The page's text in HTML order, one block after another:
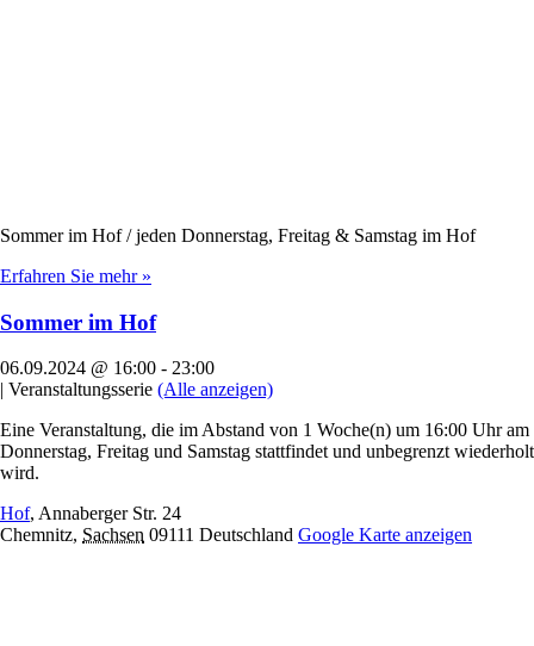
Sommer im Hof / jeden Donnerstag, Freitag & Samstag im Hof
Erfahren Sie mehr »
Sommer im Hof
06.09.2024 @ 16:00 - 23:00
| Veranstaltungsserie (Alle anzeigen)
Eine Veranstaltung, die im Abstand von 1 Woche(n) um 16:00 Uhr am
Donnerstag, Freitag und Samstag stattfindet und unbegrenzt wiederholt
wird.
Hof, Annaberger Str. 24
Chemnitz, Sachsen 09111 Deutschland Google Karte anzeigen